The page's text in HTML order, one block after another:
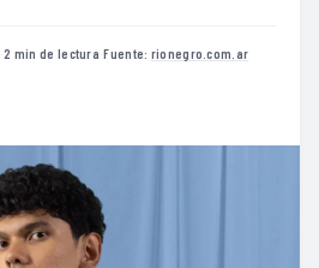
·2 min de lectura·Fuente: rionegro.com.ar